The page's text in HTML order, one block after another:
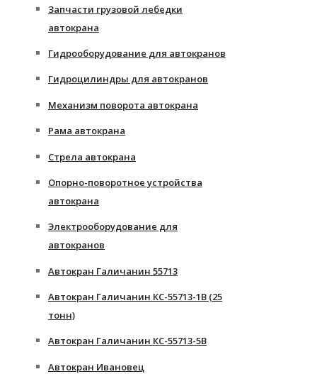
Запчасти грузовой лебедки
автокрана
Гидрооборудование для автокранов
Гидроцилиндры для автокранов
Механизм поворота автокрана
Рама автокрана
Стрела автокрана
Опорно-поворотное устройства
автокрана
Электрооборудование для
автокранов
Автокран Галичанин 55713
Автокран Галичанин КС-55713-1В (25
тонн)
Автокран Галичанин КС-55713-5В
Автокран Ивановец